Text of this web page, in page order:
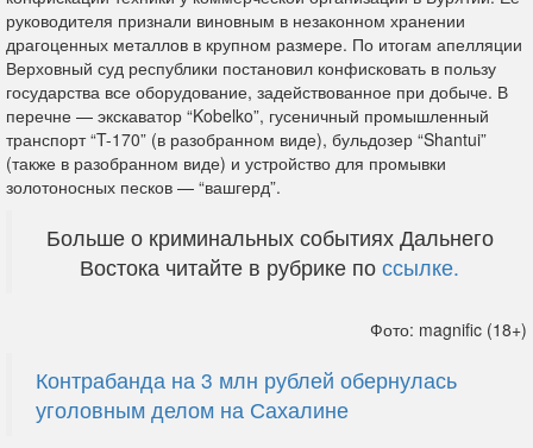
руководителя признали виновным в незаконном хранении
драгоценных металлов в крупном размере. По итогам апелляции
Верховный суд республики постановил конфисковать в пользу
государства все оборудование, задействованное при добыче. В
перечне — экскаватор “Kobelko”, гусеничный промышленный
транспорт “T-170” (в разобранном виде), бульдозер “Shantui”
(также в разобранном виде) и устройство для промывки
золотоносных песков — “вашгерд”.
Больше о криминальных событиях Дальнего
Востока читайте в рубрике по ссылке.
Фото: magnific (18+)
Контрабанда на 3 млн рублей обернулась
уголовным делом на Сахалине